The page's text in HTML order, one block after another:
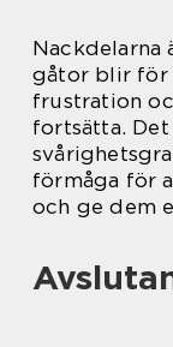
Nackdelarna
gåtor blir för
frustration
fortsätta.
förmåga för
och ge dem